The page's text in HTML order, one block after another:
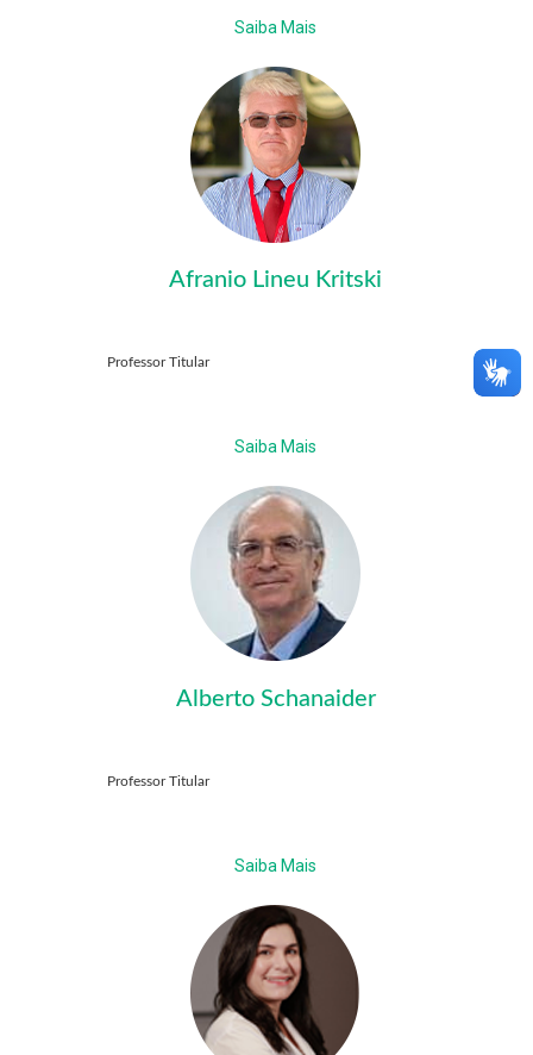
Saiba Mais
Afranio Lineu Kritski
Professor Titular
Saiba Mais
Alberto Schanaider
Professor Titular
Saiba Mais